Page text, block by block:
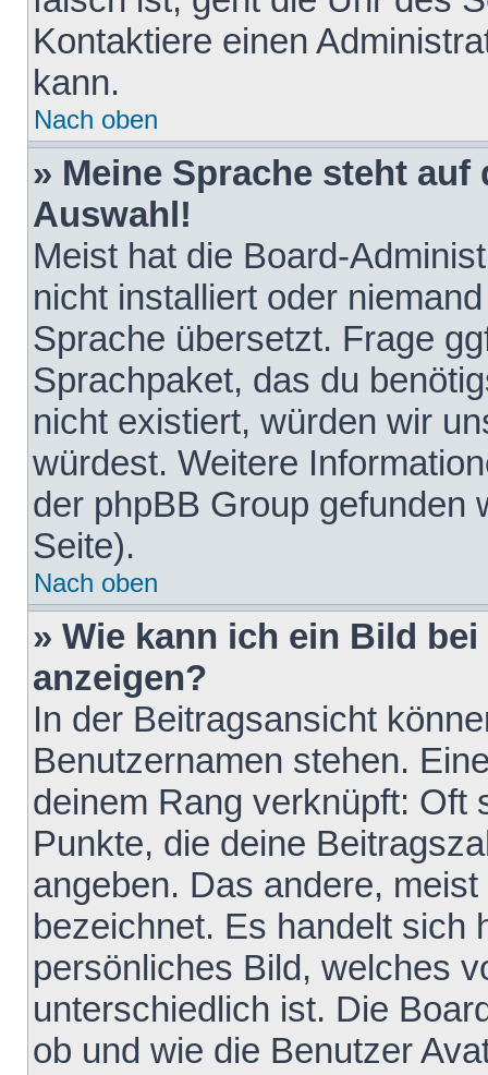
Kontaktiere einen
kann.
Nach oben
» Meine Sprache steht
Auswahl!
Meist hat die Board-
nicht installiert oder
Sprache übersetzt. Frage
Sprachpaket, das du
nicht existiert, würden wir
würdest. Weitere
der phpBB Group gefunden
Seite).
Nach oben
» Wie kann ich ein Bild
anzeigen?
In der Beitragsansicht
Benutzernamen stehen.
deinem Rang verknüpft: Oft
Punkte, die deine
angeben. Das andere,
bezeichnet. Es handelt sich
persönliches Bild, welches
unterschiedlich ist. Die
ob und wie die Benutzer